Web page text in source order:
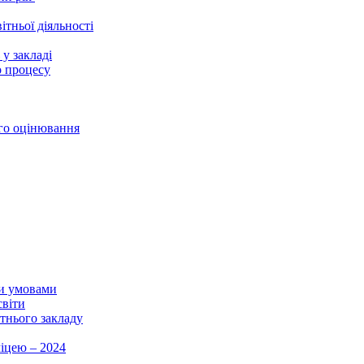
діяльності
закладі
процесу
оцінювання
умовами
закладу
– 2024